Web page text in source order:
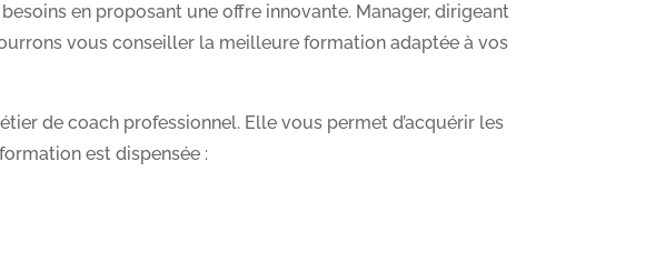
en proposant une offre innovante. Manager, dirigeant
vous conseiller la meilleure formation adaptée à vos
de coach professionnel. Elle vous permet d’acquérir les
est dispensée :